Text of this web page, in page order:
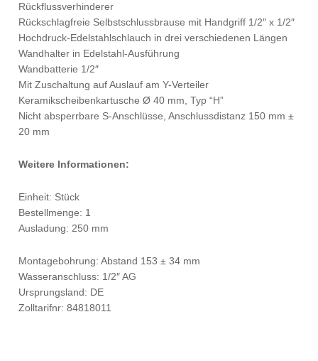
Rückflussverhinderer
Rückschlagfreie Selbstschlussbrause mit Handgriff 1/2″ x 1/2″
Hochdruck-Edelstahlschlauch in drei verschiedenen Längen
Wandhalter in Edelstahl-Ausführung
Wandbatterie 1/2″
Mit Zuschaltung auf Auslauf am Y-Verteiler
Keramikscheibenkartusche Ø 40 mm, Typ “H”
Nicht absperrbare S-Anschlüsse, Anschlussdistanz 150 mm ±
20 mm
Weitere Informationen:
Einheit: Stück
Bestellmenge: 1
Ausladung: 250 mm
Montagebohrung: Abstand 153 ± 34 mm
Wasseranschluss: 1/2″ AG
Ursprungsland: DE
Zolltarifnr: 84818011